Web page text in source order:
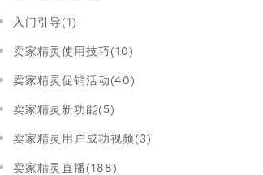
入门引导(1)
卖家精灵使用技巧(10)
卖家精灵促销活动(40)
卖家精灵新功能(5)
卖家精灵用户成功视频(3)
卖家精灵直播(188)